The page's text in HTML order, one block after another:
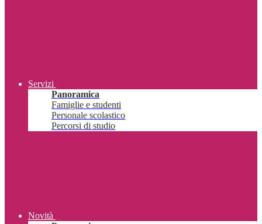
Servizi
Panoramica
Famiglie e studenti
Personale scolastico
Percorsi di studio
Novità